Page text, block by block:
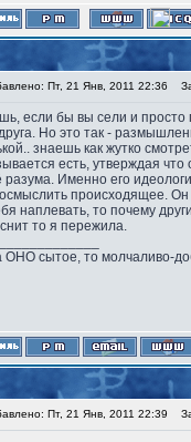
Пт, 21 Янв, 2011 22:36
если бы вы сели и просто
Но это так -
знаешь как жутко
есть, утверждая
разума. Именно его
происходящее. Он
наплевать, то почему
то я пережила.
ОНО сытое, то молчаливо-
Пт, 21 Янв, 2011 22:39